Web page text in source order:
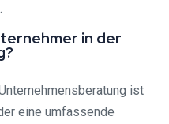
in der
ist
eine umfassende